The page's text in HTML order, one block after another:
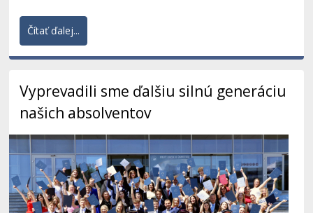
Čítať ďalej...
Vyprevadili sme ďalšiu silnú generáciu
našich absolventov